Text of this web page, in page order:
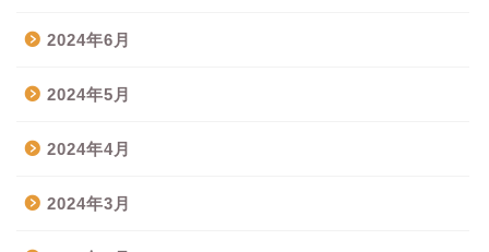
2024年6月
2024年5月
2024年4月
2024年3月